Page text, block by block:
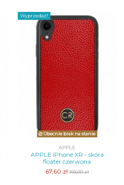
Wyprzedaż!
Obecnie brak na stanie
APPLE
APPLE iPhone XR - skóra
floater czerwona
67,60 zł169,00 zł